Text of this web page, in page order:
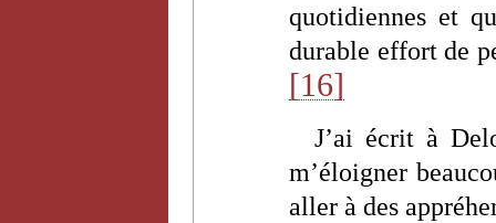
quotidiennes et
durable effort de
[16]
J’ai écrit à
m’éloigner
aller à des